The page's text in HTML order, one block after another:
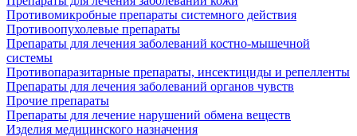
Противомикробные препараты системного действия
Противоопухолевые препараты
Препараты для лечения заболеваний костно-мышечной
системы
Противопаразитарные препараты, инсектициды и репелленты
Препараты для лечения заболеваний органов чувств
Прочие препараты
Препараты для лечение нарушений обмена веществ
Изделия медицинского назначения